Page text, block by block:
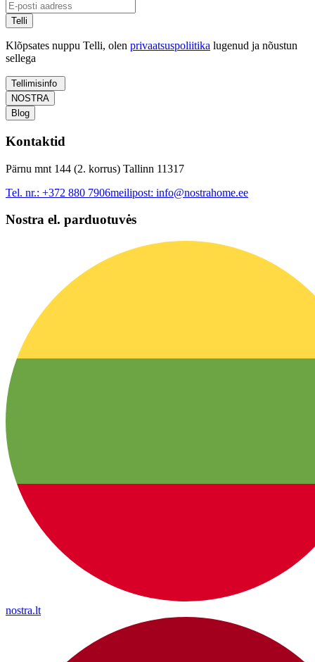
Telli
Klõpsates nuppu Telli, olen privaatsuspoliitika lugenud ja nõustun
sellega
Tellimisinfo
NOSTRA
Blog
Kontaktid
Pärnu mnt 144 (2. korrus) Tallinn 11317
Tel. nr.: +372 880 7906meilipost: info@nostrahome.ee
Nostra el. parduotuvės
nostra.lt